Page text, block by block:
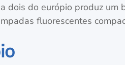
do európio produz um
fluorescentes